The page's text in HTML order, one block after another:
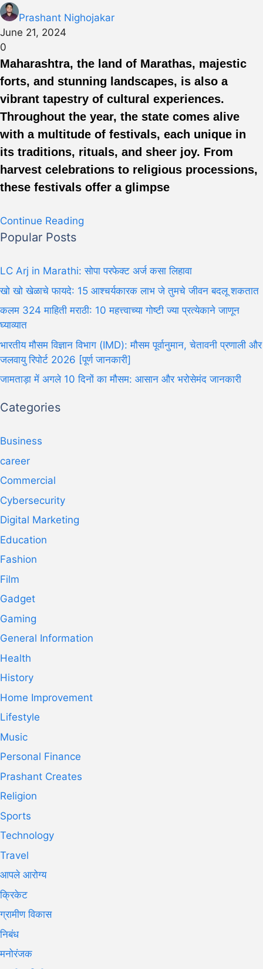
Prashant Nighojakar
June 21, 2024
0
Maharashtra, the land of Marathas, majestic
forts, and stunning landscapes, is also a
vibrant tapestry of cultural experiences.
Throughout the year, the state comes alive
with a multitude of festivals, each unique in
its traditions, rituals, and sheer joy. From
harvest celebrations to religious processions,
these festivals offer a glimpse
Continue Reading
Popular Posts
LC Arj in Marathi: सोपा परफेक्ट अर्ज कसा लिहावा
खो खो खेळाचे फायदे: 15 आश्चर्यकारक लाभ जे तुमचे जीवन बदलू शकतात
कलम 324 माहिती मराठी: 10 महत्त्वाच्या गोष्टी ज्या प्रत्येकाने जाणून
घ्याव्यात
भारतीय मौसम विज्ञान विभाग (IMD): मौसम पूर्वानुमान, चेतावनी प्रणाली और
जलवायु रिपोर्ट 2026 [पूर्ण जानकारी]
जामताड़ा में अगले 10 दिनों का मौसम: आसान और भरोसेमंद जानकारी
Categories
Business
career
Commercial
Cybersecurity
Digital Marketing
Education
Fashion
Film
Gadget
Gaming
General Information
Health
History
Home Improvement
Lifestyle
Music
Personal Finance
Prashant Creates
Religion
Sports
Technology
Travel
आपले आरोग्य
क्रिकेट
ग्रामीण विकास
निबंध
मनोरंजक